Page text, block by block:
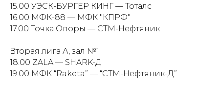
15.00 УЭСК-БУРГЕР КИНГ — Тоталс
16.00 МФК-88 — МФК "КПРФ"
17.00 Точка Опоры — СТМ-Нефтяник
Вторая лига А, зал №1
18.00 ZALA — SHARK-Д
19.00 МФК “Raketa” — “СТМ-Нефтяник-Д”